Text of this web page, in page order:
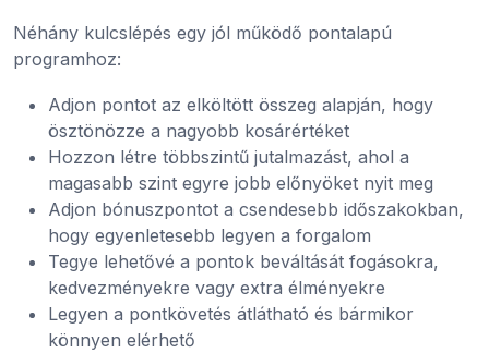
Néhány kulcslépés egy jól működő pontalapú
programhoz:
Adjon pontot az elköltött összeg alapján, hogy
ösztönözze a nagyobb kosárértéket
Hozzon létre többszintű jutalmazást, ahol a
magasabb szint egyre jobb előnyöket nyit meg
Adjon bónuszpontot a csendesebb időszakokban,
hogy egyenletesebb legyen a forgalom
Tegye lehetővé a pontok beváltását fogásokra,
kedvezményekre vagy extra élményekre
Legyen a pontkövetés átlátható és bármikor
könnyen elérhető